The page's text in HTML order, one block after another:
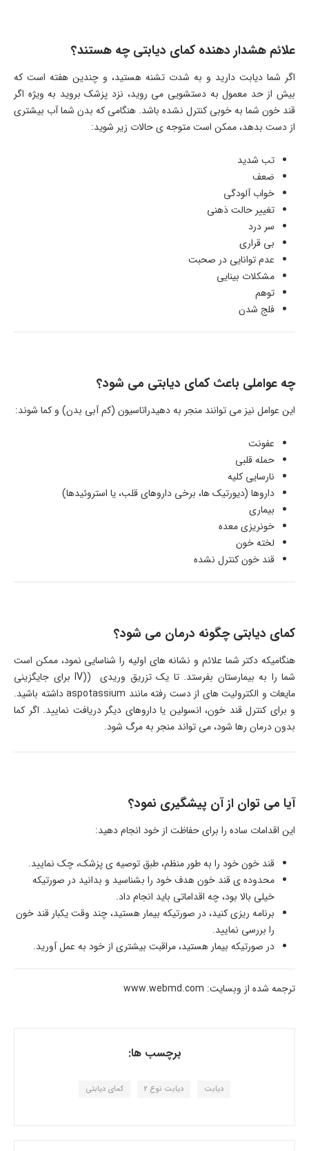
علائم هشدار دهنده کمای دیابتی چه هستند؟
اگر شما دیابت دارید و به شدت تشنه هستید، و چندین هفته است که
بیش از حد معمول به دستشویی می روید، نزد پزشک بروید به ویژه اگر
قند خون شما به خوبی کنترل نشده باشد. هنگامی که بدن شما آب بیشتری
از دست بدهد، ممکن است متوجه ی حالات زیر شوید:
تب شدید
ضعف
خواب آلودگی
تغییر حالت ذهنی
سر درد
بی قراری
عدم توانایی در صحبت
مشکلات بینایی
توهم
فلج شدن
چه عواملی باعث کمای دیابتی می شود؟
این عوامل نیز می توانند منجر به دهیدراتاسیون (کم آبی بدن) و کما شوند:
عفونت
حمله قلبی
نارسایی کلیه
داروها (دیورتیک ها، برخی داروهای قلب، یا استروئیدها)
بیماری
خونریزی معده
لخته خون
قند خون کنترل نشده
کمای دیابتی چگونه درمان می شود؟
هنگامیکه دکتر شما علائم و نشانه های اولیه را شناسایی نمود، ممکن است
شما را به بیمارستان بفرستد. تا یک تزریق وریدی ((IV برای جایگزینی
مایعات و الکترولیت های از دست رفته مانند aspotassium داشته باشید.
و برای کنترل قند خون، انسولین یا داروهای دیگر دریافت نمایید. اگر کما
بدون درمان رها شود، می تواند منجر به مرگ شود.
آیا می توان از آن پیشگیری نمود؟
این اقدامات ساده را برای حفاظت از خود انجام دهید:
قند خون خود را به طور منظم، طبق توصیه ی پزشک، چک نمایید.
محدوده ی قند خون هدف خود را بشناسید و بدانید در صورتیکه
خیلی بالا بود، چه اقداماتی باید انجام داد.
برنامه ریزی کنید، در صورتیکه بیمار هستید، چند وقت یکبار قند خون
را بررسی نمایید.
در صورتیکه بیمار هستید، مراقبت بیشتری از خود به عمل آورید.
ترجمه شده از وبسایت: www.webmd.com
برچسب ها:
دیابت دیابت نوع 2 کمای دیابتی